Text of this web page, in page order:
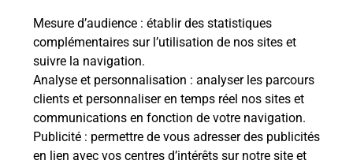
Mesure d’audience : établir des statistiques
complémentaires sur l’utilisation de nos sites et
suivre la navigation.
Analyse et personnalisation : analyser les parcours
clients et personnaliser en temps réel nos sites et
communications en fonction de votre navigation.
Publicité : permettre de vous adresser des publicités
en lien avec vos centres d’intérêts sur notre site et
Boîte aux lettres La Poste
Prochaine collecte du courriervendredià
09h00
36 Grande Rue
25250 Rang
Le lien s'ouvre dans un nouvel onglet